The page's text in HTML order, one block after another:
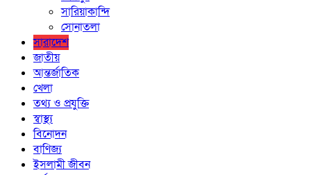
সারিয়াকান্দি
সোনাতলা
সারাদেশ
জাতীয়
আন্তর্জাতিক
খেলা
তথ্য ও প্রযুক্তি
স্বাস্থ্য
বিনোদন
বাণিজ্য
ইসলামী জীবন